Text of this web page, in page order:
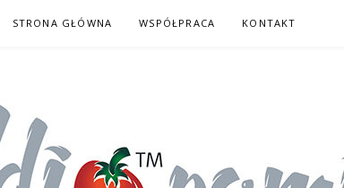
STRONA GŁÓWNA WSPÓŁPRACA KONTAKT